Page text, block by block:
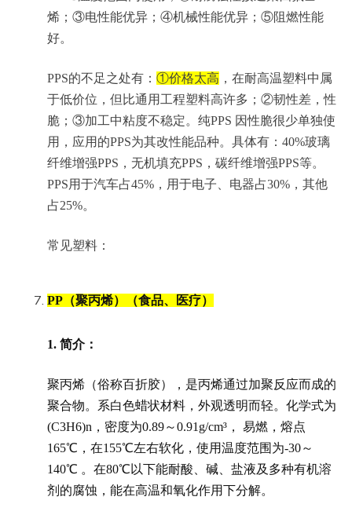
烯；③电性能优异；④机械性能优异；⑤阻燃性能
好。
PPS的不足之处有： ①价格太高 ，在耐高温塑料中属
于低价位，但比通用工程塑料高许多；②韧性差，性
脆；③加工中粘度不稳定。纯PPS 因性脆很少单独使
用，应用的PPS为其改性能品种。具体有：40%玻璃
纤维增强PPS，无机填充PPS，碳纤维增强PPS等。
PPS用于汽车占45%，用于电子、电器占30%，其他
占25%。
常见塑料：
PP（聚丙烯）（食品、医疗）
1. 简介：
聚丙烯（俗称百折胶），是丙烯通过加聚反应而成的
聚合物。系白色蜡状材料，外观透明而轻。化学式为
(C3H6)n，密度为0.89～0.91g/cm³， 易燃，熔点
165℃，在155℃左右软化，使用温度范围为-30～
140℃ 。在80℃以下能耐酸、碱、盐液及多种有机溶
剂的腐蚀，能在高温和氧化作用下分解。